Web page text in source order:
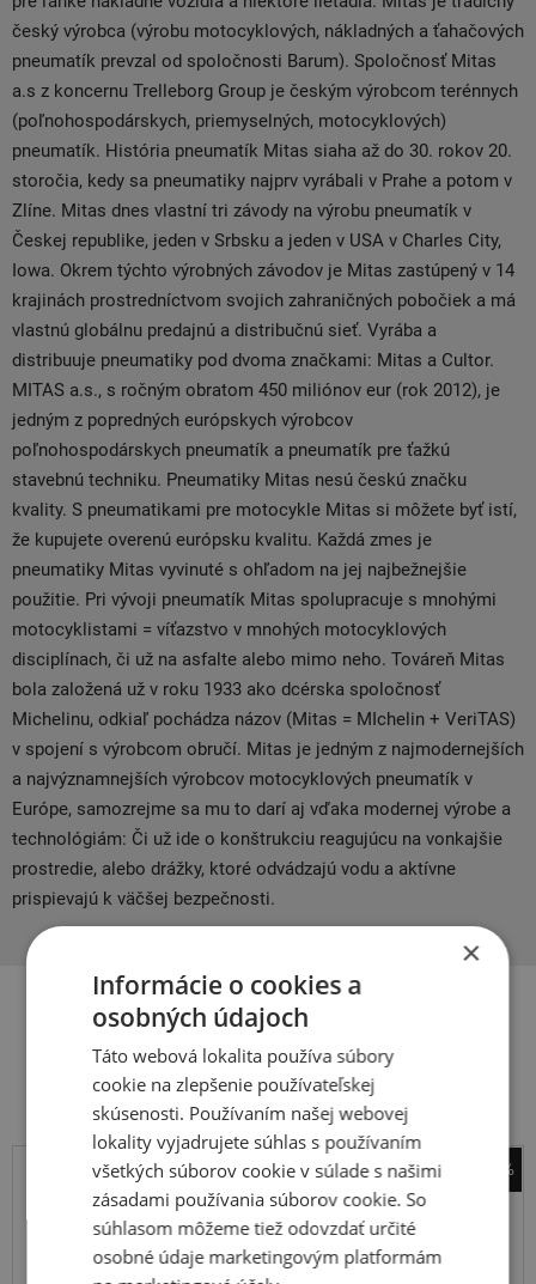
český výrobca (výrobu motocyklových, nákladných a ťahačových
pneumatík prevzal od spoločnosti Barum). Spoločnosť Mitas
a.s z koncernu Trelleborg Group je českým výrobcom terénnych
(poľnohospodárskych, priemyselných, motocyklových)
pneumatík. História pneumatík Mitas siaha až do 30. rokov 20.
storočia, kedy sa pneumatiky najprv vyrábali v Prahe a potom v
Zlíne. Mitas dnes vlastní tri závody na výrobu pneumatík v
Českej republike, jeden v Srbsku a jeden v USA v Charles City,
Iowa. Okrem týchto výrobných závodov je Mitas zastúpený v 14
krajinách prostredníctvom svojich zahraničných pobočiek a má
vlastnú globálnu predajnú a distribučnú sieť. Vyrába a
distribuuje pneumatiky pod dvoma značkami: Mitas a Cultor.
MITAS a.s., s ročným obratom 450 miliónov eur (rok 2012), je
jedným z popredných európskych výrobcov
poľnohospodárskych pneumatík a pneumatík pre ťažkú
stavebnú techniku. Pneumatiky Mitas nesú českú značku
kvality. S pneumatikami pre motocykle Mitas si môžete byť istí,
že kupujete overenú európsku kvalitu. Každá zmes je
pneumatiky Mitas vyvinuté s ohľadom na jej najbežnejšie
použitie. Pri vývoji pneumatík Mitas spolupracuje s mnohými
motocyklistami = víťazstvo v mnohých motocyklových
disciplínach, či už na asfalte alebo mimo neho. Továreň Mitas
bola založená už v roku 1933 ako dcérska spoločnosť
Michelinu, odkiaľ pochádza názov (Mitas = MIchelin + VeriTAS)
v spojení s výrobcom obručí. Mitas je jedným z najmodernejších
a najvýznamnejších výrobcov motocyklových pneumatík v
Európe, samozrejme sa mu to darí aj vďaka modernej výrobe a
technológiám: Či už ide o konštrukciu reagujúcu na vonkajšie
prostredie, alebo drážky, ktoré odvádzajú vodu a aktívne
prispievajú k väčšej bezpečnosti.
Súvisiace produkty
-24%
T-Gum
duše 2.50/2.75-16
×
Informácie o cookies a
osobných údajoch
Táto webová lokalita používa súbory
cookie na zlepšenie používateľskej
skúsenosti. Používaním našej webovej
lokality vyjadrujete súhlas s používaním
všetkých súborov cookie v súlade s našimi
zásadami používania súborov cookie. So
súhlasom môžeme tiež odovzdať určité
osobné údaje marketingovým platformám